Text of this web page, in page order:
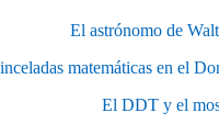
El astrónomo de
matemáticas en el
El DDT y el